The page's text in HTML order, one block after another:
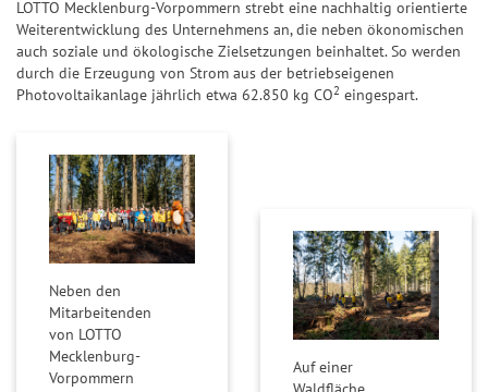
G
l
ü
c
l
a
n
LOTTO Mecklenburg-Vorpommern strebt eine nachhaltig orientierte
Weiterentwicklung des Unternehmens an, die neben ökonomischen
auch soziale und ökologische Zielsetzungen beinhaltet. So werden
durch die Erzeugung von Strom aus der betriebseigenen
Photovoltaikanlage jährlich etwa 62.850 kg CO2 eingespart.
Neben den
Mitarbeitenden
von LOTTO
Mecklenburg-
Vorpommern
Auf einer